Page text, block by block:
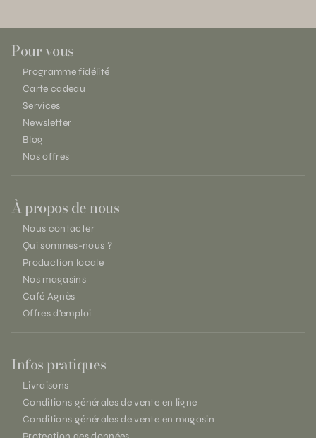
Pour vous
Programme fidélité
Carte cadeau
Services
Newsletter
Blog
Nos offres
À propos de nous
Nous contacter
Qui sommes-nous ?
Production locale
Nos magasins
Café Agnès
Offres d'emploi
Infos pratiques
Livraisons
Conditions générales de vente en ligne
Conditions générales de vente en magasin